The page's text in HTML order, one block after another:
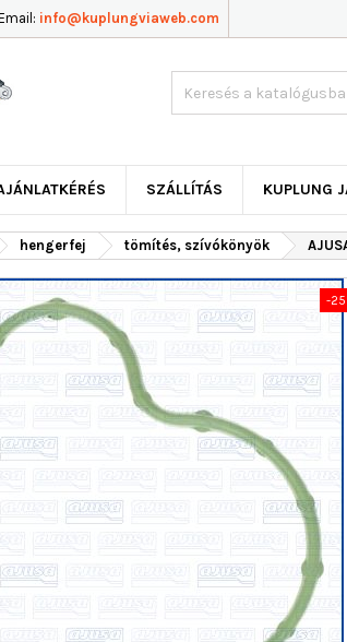
info@kuplungviaweb.com
SZÁLLÍTÁS KUPLUNG
hengerfej tömítés, szívókönyök
-